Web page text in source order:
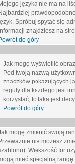
Mojego języka nie ma na
Najbardziej
Spróbuj spytać się
znajdziesz na
Powrót do góry
Jak mogę wyświetlić
Pod twoją nazwą
znaczków pokazujących
reguły dla każdego jest
korzystać, to taka jest
Powrót do góry
mogę zmienić swoją
Przeważnie nie możesz
Większość for
mieć specjalną